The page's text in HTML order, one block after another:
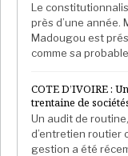
Le
près d’une année.
Madougou est
comme sa
COTE D’IVOIRE :
trentaine de
Un audit de
d’entretien routier
gestion a été